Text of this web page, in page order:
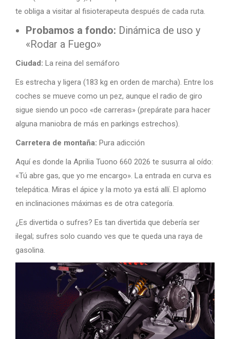
te obliga a visitar al fisioterapeuta después de cada ruta.
Probamos a fondo: Dinámica de uso y
«Rodar a Fuego»
Ciudad: La reina del semáforo
Es estrecha y ligera (183 kg en orden de marcha). Entre los
coches se mueve como un pez, aunque el radio de giro
sigue siendo un poco «de carreras» (prepárate para hacer
alguna maniobra de más en parkings estrechos).
Carretera de montaña: Pura adicción
Aquí es donde la Aprilia Tuono 660 2026 te susurra al oído:
«Tú abre gas, que yo me encargo». La entrada en curva es
telepática. Miras el ápice y la moto ya está allí. El aplomo
en inclinaciones máximas es de otra categoría.
¿Es divertida o sufres? Es tan divertida que debería ser
ilegal; sufres solo cuando ves que te queda una raya de
gasolina.